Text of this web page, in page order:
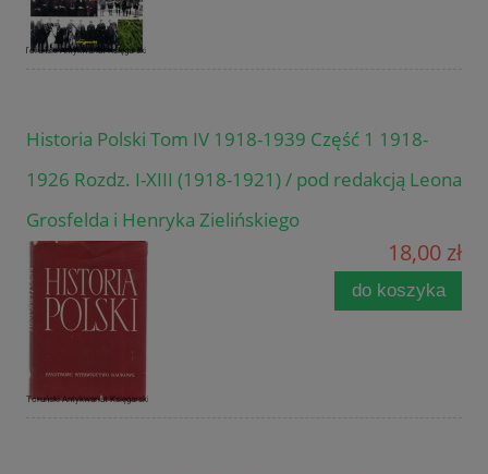
Historia Polski Tom IV 1918-1939 Część 1 1918-
1926 Rozdz. I-XIII (1918-1921) / pod redakcją Leona
Grosfelda i Henryka Zielińskiego
18,00 zł
do koszyka